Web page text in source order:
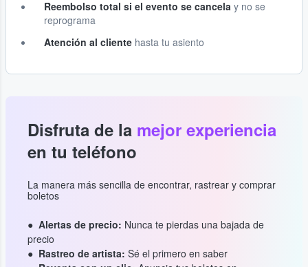
Reembolso total si el evento se cancela y no se
reprograma
Atención al cliente hasta tu asiento
Disfruta de la mejor experiencia
en tu teléfono
La manera más sencilla de encontrar, rastrear y comprar
boletos
Alertas de precio: Nunca te pierdas una bajada de
precio
Rastreo de artista: Sé el primero en saber